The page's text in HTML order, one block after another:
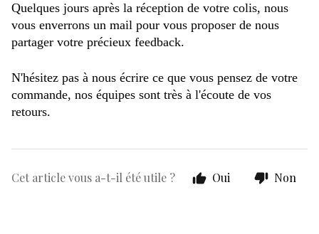
Quelques jours après la réception de votre colis, nous
vous enverrons un mail pour vous proposer de nous
partager votre précieux feedback.
N'hésitez pas à nous écrire ce que vous pensez de votre
commande, nos équipes sont très à l'écoute de vos
retours.
Cet article vous a-t-il été utile ? Oui Non